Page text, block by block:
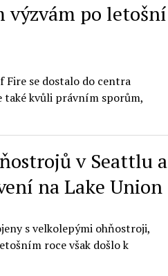
výzvám po letošní
se dostalo do centra
kvůli právním sporům,
v Seattlu a
na Lake Union
s velkolepými ohňostroji,
roce však došlo k